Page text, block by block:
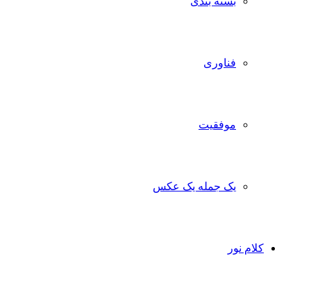
فناوری
موفقیت
یک جمله یک عکس
کلام نور